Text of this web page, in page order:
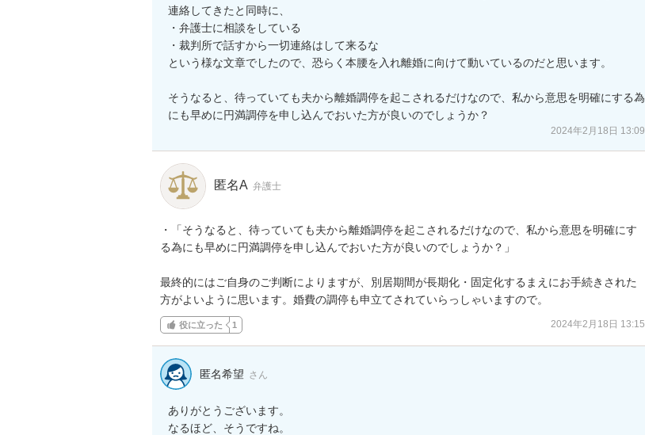
連絡してきたと同時に、
・弁護士に相談をしている
・裁判所で話すから一切連絡はして来るな
という様な文章でしたので、恐らく本腰を入れ離婚に向けて動いているのだと思います。
そうなると、待っていても夫から離婚調停を起こされるだけなので、私から意思を明確にする為
にも早めに円満調停を申し込んでおいた方が良いのでしょうか？
2024年2月18日 13:09
匿名A 弁護士
・「そうなると、待っていても夫から離婚調停を起こされるだけなので、私から意思を明確にす
る為にも早めに円満調停を申し込んでおいた方が良いのでしょうか？」
最終的にはご自身のご判断によりますが、別居期間が長期化・固定化するまえにお手続きされた
方がよいように思います。婚費の調停も申立てされていらっしゃいますので。
役に立った 1 2024年2月18日 13:15
匿名希望 さん
ありがとうございます。
なるほど、そうですね。